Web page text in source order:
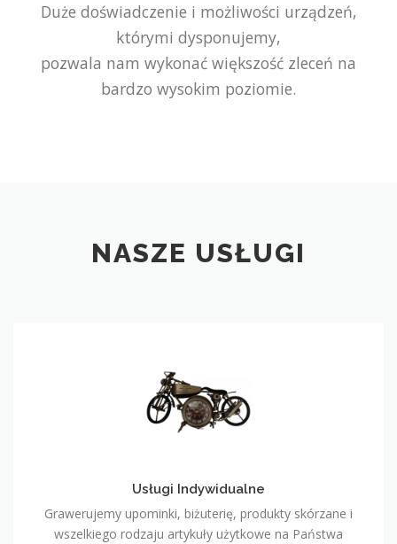
Duże doświadczenie i możliwości urządzeń,
którymi dysponujemy,
pozwala nam wykonać większość zleceń na
bardzo wysokim poziomie.
NASZE USŁUGI
Usługi Indywidualne
Grawerujemy upominki, biżuterię, produkty skórzane i
wszelkiego rodzaju artykuły użytkowe na Państwa